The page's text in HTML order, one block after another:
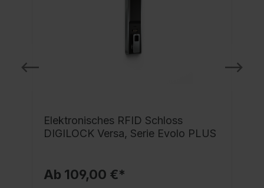
Elektronisches RFID Schloss
DIGILOCK Versa, Serie Evolo PLUS
Ab 109,00 €*